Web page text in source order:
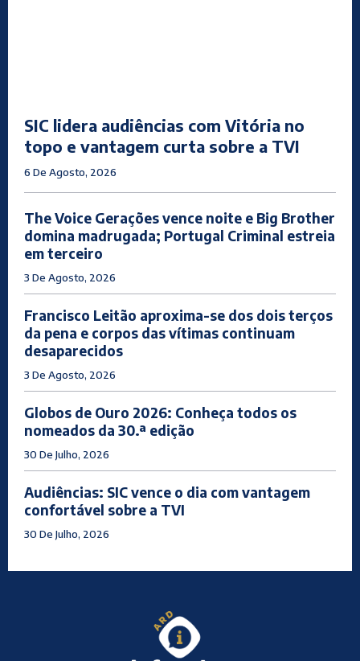
SIC lidera audiências com Vitória no
topo e vantagem curta sobre a TVI
6 De Agosto, 2026
The Voice Gerações vence noite e Big Brother
domina madrugada; Portugal Criminal estreia
em terceiro
3 De Agosto, 2026
Francisco Leitão aproxima-se dos dois terços
da pena e corpos das vítimas continuam
desaparecidos
3 De Agosto, 2026
Globos de Ouro 2026: Conheça todos os
nomeados da 30.ª edição
30 De Julho, 2026
Audiências: SIC vence o dia com vantagem
confortável sobre a TVI
30 De Julho, 2026